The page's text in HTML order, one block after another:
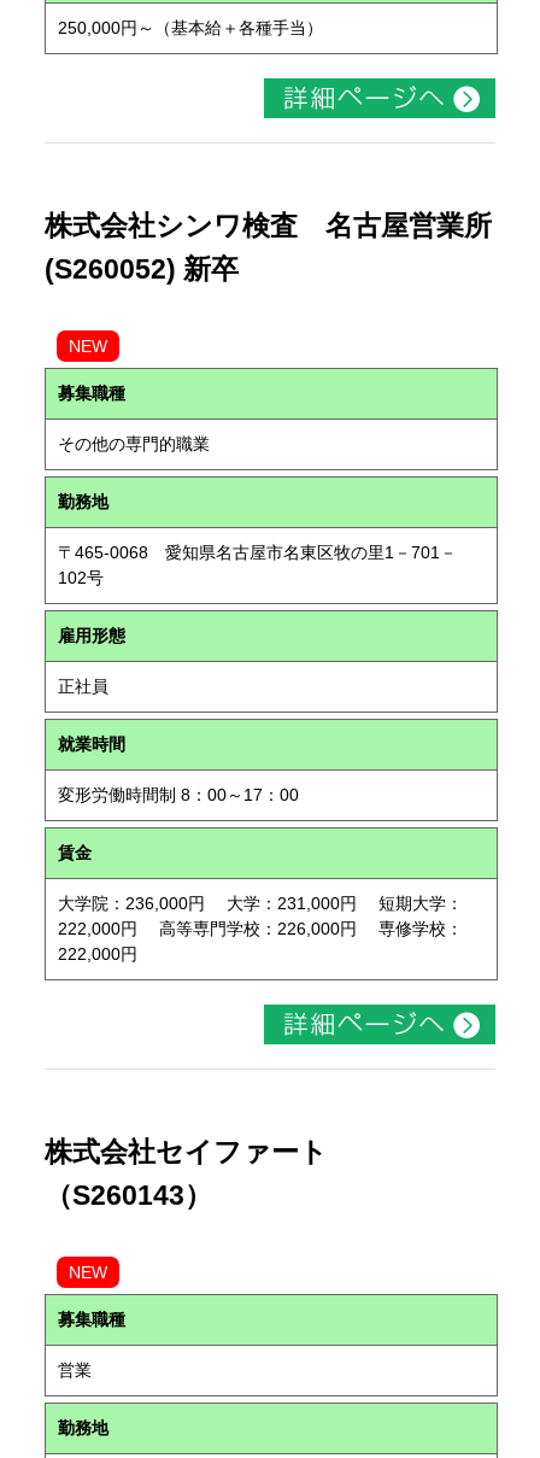
250,000円～（基本給＋各種手当）
株式会社シンワ検査 名古屋営業所
(S260052) 新卒
NEW
募集職種
その他の専門的職業
勤務地
〒465-0068 愛知県名古屋市名東区牧の里1－701－
102号
雇用形態
正社員
就業時間
変形労働時間制 8：00～17：00
賃金
大学院：236,000円 大学：231,000円 短期大学：
222,000円 高等専門学校：226,000円 専修学校：
222,000円
株式会社セイファート
（S260143）
NEW
募集職種
営業
勤務地